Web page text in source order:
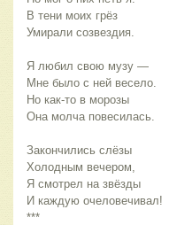
В тени моих грёз
Умирали созвездия.
Я любил свою музу —
Мне было с ней весело.
Но как-то в морозы
Она молча повесилась.
Закончились слёзы
Холодным вечером,
Я смотрел на звёзды
И каждую очеловечивал!
***